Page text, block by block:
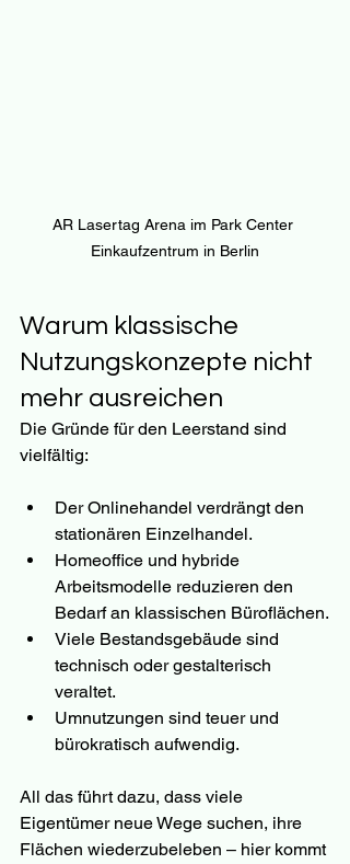
AR Lasertag Arena im Park Center
Einkaufzentrum in Berlin
Warum klassische
Nutzungskonzepte nicht
mehr ausreichen
Die Gründe für den Leerstand sind
vielfältig:
Der Onlinehandel verdrängt den
stationären Einzelhandel.
Homeoffice und hybride
Arbeitsmodelle reduzieren den
Bedarf an klassischen Büroflächen.
Viele Bestandsgebäude sind
technisch oder gestalterisch
veraltet.
Umnutzungen sind teuer und
bürokratisch aufwendig.
All das führt dazu, dass viele
Eigentümer neue Wege suchen, ihre
Flächen wiederzubeleben – hier kommt